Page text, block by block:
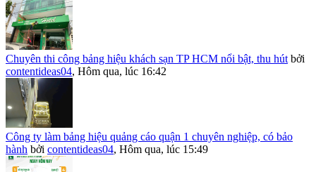
Chuyên thi công bảng hiệu khách sạn TP HCM nổi bật, thu hút bởi
contentideas04, Hôm qua, lúc 16:42
Công ty làm bảng hiệu quảng cáo quận 1 chuyên nghiệp, có bảo
hành bởi contentideas04, Hôm qua, lúc 15:49